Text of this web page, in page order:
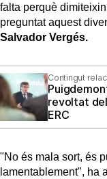
falta perquè
preguntat aquest
Salvador Vergés.
Contingut
revoltat
ERC
"No és mala sort, és
lamentablement", ha